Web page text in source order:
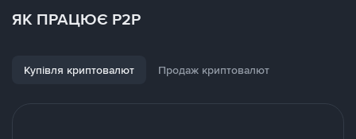
ЯК ПРАЦЮЄ P2P
Купівля криптовалют Продаж криптовалют